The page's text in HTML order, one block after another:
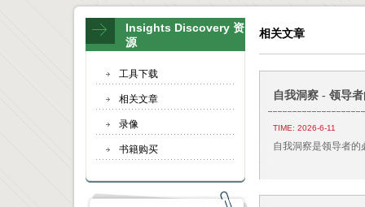
Insights Discovery 资
源
工具下载
相关文章
录像
书籍购买
相关文章
自我洞察 - 领导
TIME: 2026-6-11
自我洞察是领导者的